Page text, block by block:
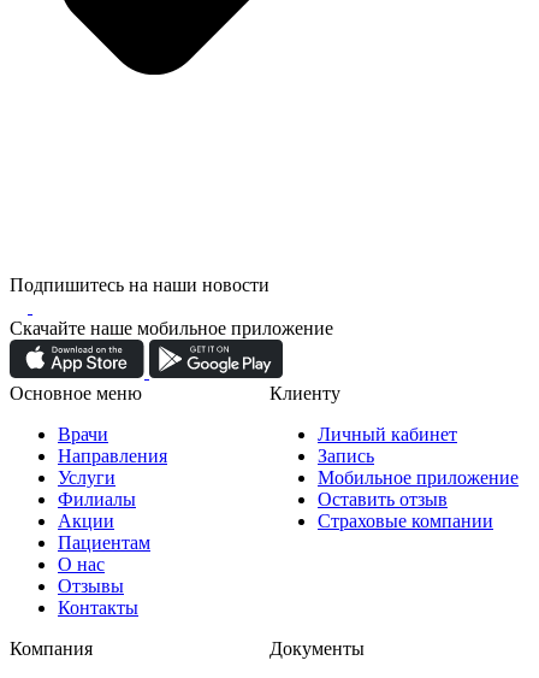
Подпишитесь на наши новости
Скачайте наше мобильное приложение
Основное меню
Врачи
Направления
Услуги
Филиалы
Акции
Пациентам
О нас
Отзывы
Контакты
Клиенту
Личный кабинет
Запись
Мобильное приложение
Оставить отзыв
Страховые компании
Компания
Документы